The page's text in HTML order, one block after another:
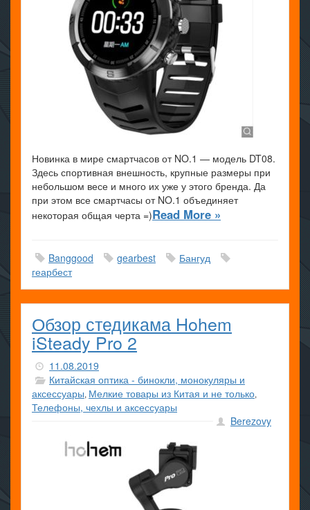
Новинка в мире смартчасов от NO.1 — модель DT08.
Здесь спортивная внешность, крупные размеры при
небольшом весе и много их уже у этого бренда. Да
при этом все смартчасы от NO.1 объединяет
некоторая общая черта =)Read More »
Banggood gearbest
Бангуд
геарбест
Обзор стедикама Hohem
iSteady Pro 2
11.08.2019
Китайская оптика - бинокли, монокуляры и
аксессуары, Мелкие товары из Китая и не только,
Телефоны, чехлы и аксессуары
Berezovy